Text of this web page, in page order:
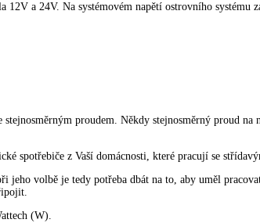
a 24V. Na systémovém napětí ostrovního
proudem. Někdy stejnosměrný proud
spotřebiče z Vaší domácnosti, které pracují se
jeho volbě je tedy potřeba dbát na to, aby uměl
(W).